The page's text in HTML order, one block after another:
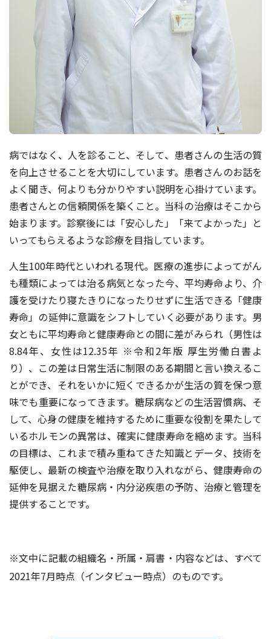
病ではなく、人を診ること、そして、患者さんの生活の質
を向上させることを大切にしています。患者さんのお話を
よく聞き、何よりも分かりやすい説明を心掛けています。
患者さんとの信頼関係を築くこと。当科の治療はそこから
始まります。診察後には「安心した」「来てよかった」と
いってもらえるような診療を目指しています。
人生100年時代といわれる現代。医療の進歩によってがん
も種類によっては治る病気となった今、平均寿命より、介
護を受けたり寝たきりになったりせずに生活できる「健康
寿命」の延伸に意識をシフトしていく必要があります。男
女ともに平均寿命と健康寿命との間に差がみられ（男性は
8.84年、女性は12.35年 ※令和2年版 厚生労働白書よ
り）、この差は日常生活に制限のある期間と言い換えるこ
とができ、それをいかに短くできるかが生活の質を保つ意
味でも重要になってきます。糖尿病などの生活習慣病、そ
して、心身の健康を維持するために重要な役割を果たして
いるホルモンの異常は、確実に健康寿命を縮めます。当科
の目標は、これまで積み重ねてきた知識とデータ、技術を
駆使し、最新の検査や治療を取り入れながら、健康寿命の
延伸を見据えた糖尿病・内分泌疾患の予防、治療と管理を
提供することです。
※文中に記載の組織名・所属・肩書・内容などは、すべて
2021年7月時点（インタビュー時点）のものです。